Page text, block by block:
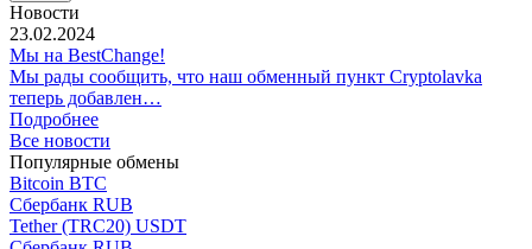
Новости
23.02.2024
Мы на BestChange!
Мы рады сообщить, что наш обменный пункт Cryptolavka
теперь добавлен…
Подробнее
Все новости
Популярные обмены
Bitcoin BTC
Сбербанк RUB
Tether (TRC20) USDT